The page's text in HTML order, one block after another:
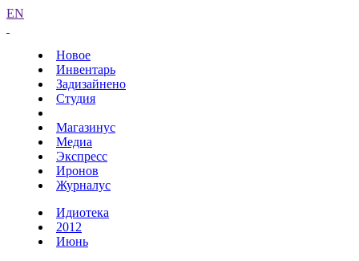
EN
Новое
Инвентарь
Задизайнено
Студия
Магазинус
Медиа
Экспресс
Иронов
Журналус
Идиотека
2012
Июнь